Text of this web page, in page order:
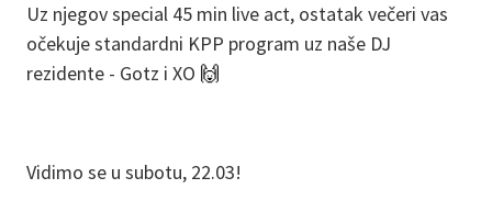
Uz njegov special 45 min live act, ostatak večeri vas
očekuje standardni KPP program uz naše DJ
rezidente - Gotz i XO 🙌
Vidimo se u subotu, 22.03!